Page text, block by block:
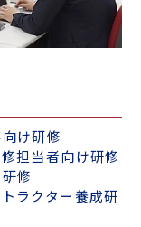
１日間）
ン研修 基本
））
成するノウ
シートを用
をご紹介いた
ぎない目的
け研修
担当者向け研修
修
ラクター養成研